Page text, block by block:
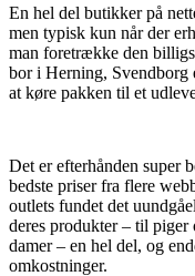
En hel del butikker på
men typisk kun når der
man foretrække den
bor i Herning, Svendborg
at køre pakken til et
Det er efterhånden super
bedste priser fra flere
outlets fundet det
deres produkter – til piger
damer – en hel del, og
omkostninger.